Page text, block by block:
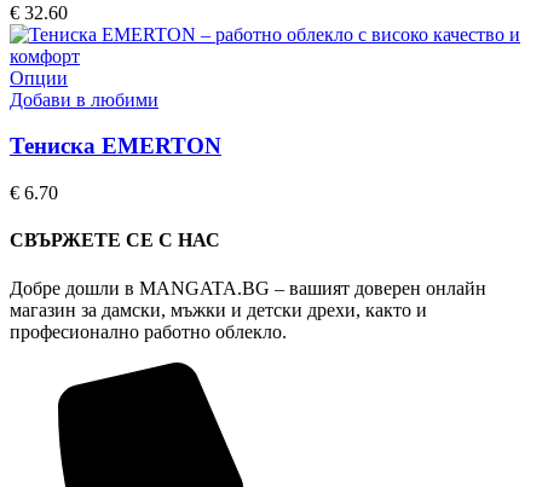
options
may
be
chosen
on
product
€ 32.60
Опции
product
multiple
may
be
on
the
product
Добави в любими
Тениска EMERTON
€ 6.70
СВЪРЖЕТЕ СЕ С НАС
Добре дошли в MANGATA.BG – вашият доверен онлайн
магазин за дамски, мъжки и детски дрехи, както и
професионално работно облекло.